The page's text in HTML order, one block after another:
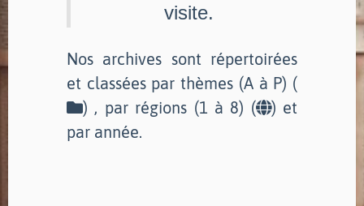
visite.
Nos archives sont répertoirées
et classées par thèmes (A à P) (
) , par régions (1 à 8) (
) et
par année.